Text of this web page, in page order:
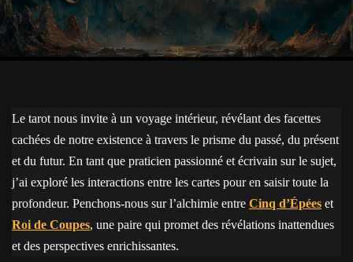
Le tarot nous invite à un voyage intérieur, révélant des facettes
cachées de notre existence à travers le prisme du passé, du présent
et du futur. En tant que praticien passionné et écrivain sur le sujet,
j’ai exploré les interactions entre les cartes pour en saisir toute la
profondeur. Penchons-nous sur l’alchimie entre Cinq d’Épées et
Roi de Coupes, une paire qui promet des révélations inattendues
et des perspectives enrichissantes.